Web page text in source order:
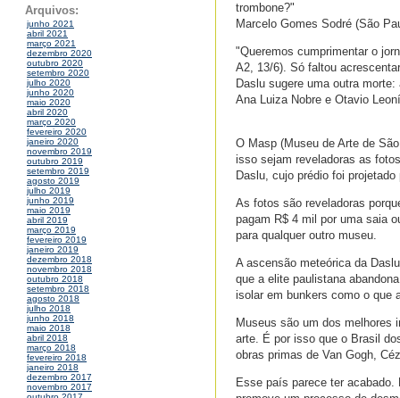
Arquivos:
junho 2021
abril 2021
março 2021
dezembro 2020
outubro 2020
setembro 2020
julho 2020
junho 2020
maio 2020
abril 2020
março 2020
fevereiro 2020
janeiro 2020
novembro 2019
outubro 2019
setembro 2019
agosto 2019
julho 2019
junho 2019
maio 2019
abril 2019
março 2019
fevereiro 2019
janeiro 2019
dezembro 2018
novembro 2018
outubro 2018
setembro 2018
agosto 2018
julho 2018
junho 2018
maio 2018
abril 2018
março 2018
fevereiro 2018
janeiro 2018
dezembro 2017
novembro 2017
trombone?"
Marcelo Gomes Sodré (São
"Queremos cumprimentar o
A2, 13/6). Só faltou
Daslu sugere uma outra
Ana Luiza Nobre e Otavio
O Masp (Museu de Arte de
isso sejam reveladoras as
Daslu, cujo prédio foi projetado
As fotos são reveladoras
pagam R$ 4 mil por uma saia
para qualquer outro museu.
A ascensão meteórica da
que a elite paulistana
isolar em bunkers como o que
Museus são um dos melhores
arte. É por isso que o Brasil
obras primas de Van Gogh,
Esse país parece ter acabado.